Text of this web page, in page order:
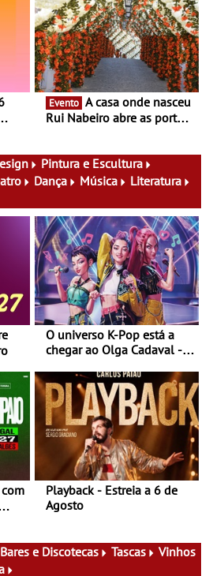
Evento
Rui Nabeiro abre as portas
Festas decorrem entre 8 e
16 de agosto
Pintura e Escultura
Dança Música
Literatura
O universo K-Pop está a
chegar ao Olga Cadaval - A
Playback - Estreia a 6 de
Agosto
Bares e Discotecas Tascas
Vinhos